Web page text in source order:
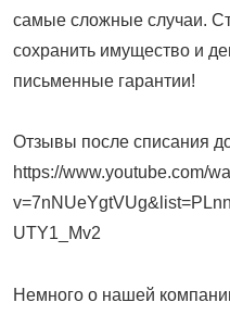
самые сложные случаи.
сохранить имущество и
письменные гарантии!
Отзывы после списания
https://www.youtube.com/
UTY1_Mv2
Немного о нашей